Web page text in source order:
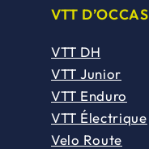
VTT
VTT DH
VTT Junior
VTT Enduro
VTT Électrique
Velo Route